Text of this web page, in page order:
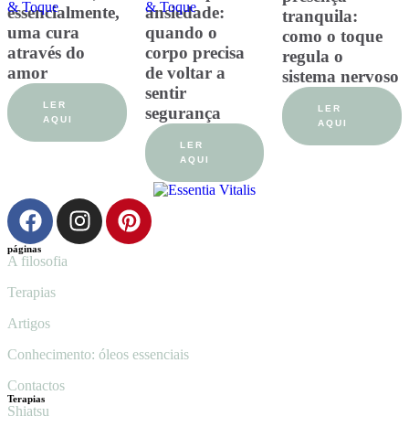
& Toque
essencialmente,
uma cura
através do
amor
LER
AQUI
& Toque
ansiedade:
quando o
corpo precisa
de voltar a
sentir
segurança
LER
AQUI
tranquila:
como o toque
regula o
sistema nervoso
LER
AQUI
páginas
A filosofia
Terapias
Artigos
Conhecimento: óleos essenciais
Contactos
Terapias
Shiatsu